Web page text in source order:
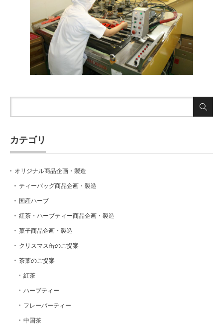
カテゴリ
オリジナル商品企画・製造
ティーバッグ商品企画・製造
国産ハーブ
紅茶・ハーブティー商品企画・製造
菓子商品企画・製造
クリスマス缶のご提案
茶葉のご提案
紅茶
ハーブティー
フレーバーティー
中国茶